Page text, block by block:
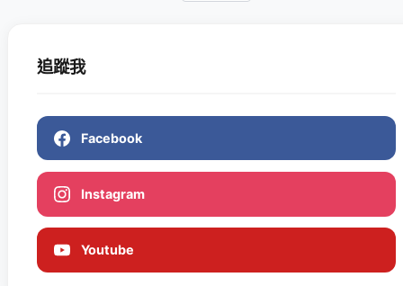
追蹤我
Facebook
Instagram
Youtube